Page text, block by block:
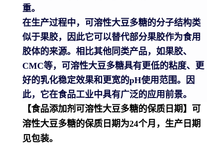
重。
在生产过程中，可溶性大豆多糖的分子结构类
似于果胶，因此它可以替代部分果胶作为食用
胶体的来源。相比其他同类产品，如果胶、
CMC等，可溶性大豆多糖具有更低的粘度、更
好的乳化稳定效果和更宽的pH使用范围。因
此，它在食品工业中具有广泛的应用前景。
【食品添加剂可溶性大豆多糖的保质日期】可
溶性大豆多糖的保质日期为24个月，生产日期
见包装。